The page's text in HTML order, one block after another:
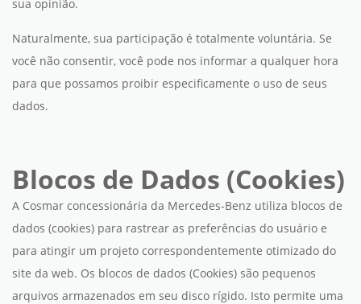
sua opinião.
Naturalmente, sua participação é totalmente voluntária. Se
você não consentir, você pode nos informar a qualquer hora
para que possamos proibir especificamente o uso de seus
dados.
Blocos de Dados (Cookies)
A Cosmar concessionária da Mercedes-Benz utiliza blocos de
dados (cookies) para rastrear as preferências do usuário e
para atingir um projeto correspondentemente otimizado do
site da web. Os blocos de dados (Cookies) são pequenos
arquivos armazenados em seu disco rígido. Isto permite uma